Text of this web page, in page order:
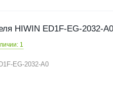
HIWIN ED1F-EG-2032-A0
1
EG-2032-A0